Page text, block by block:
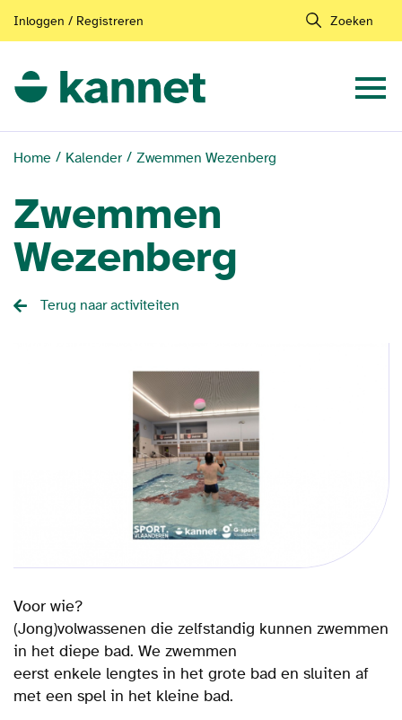
Inloggen / Registreren Zoeken
Home Kalender Zwemmen Wezenberg
Zwemmen
Wezenberg
Terug naar activiteiten
Voor wie?
(Jong)volwassenen die zelfstandig kunnen zwemmen
in het diepe bad. We zwemmen
eerst enkele lengtes in het grote bad en sluiten af
met een spel in het kleine bad.